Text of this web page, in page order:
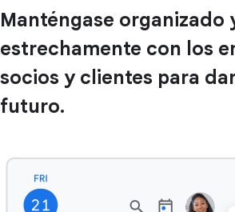
Manténgase organizado
estrechamente con los
socios y clientes para
futuro.